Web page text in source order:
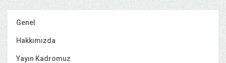
Genel
Hakkımızda
Yayın Kadromuz